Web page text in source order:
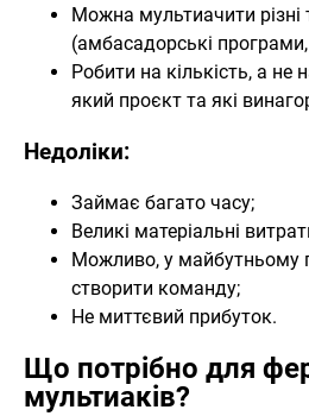
Можна мультиачити різні
(амбасадорські програми,
Робити на кількість, а не
який проєкт та які
Недоліки:
Займає багато часу;
Великі матеріальні
Можливо, у майбутньому
створити команду;
Не миттєвий прибуток.
Що потрібно для
мультиаків?